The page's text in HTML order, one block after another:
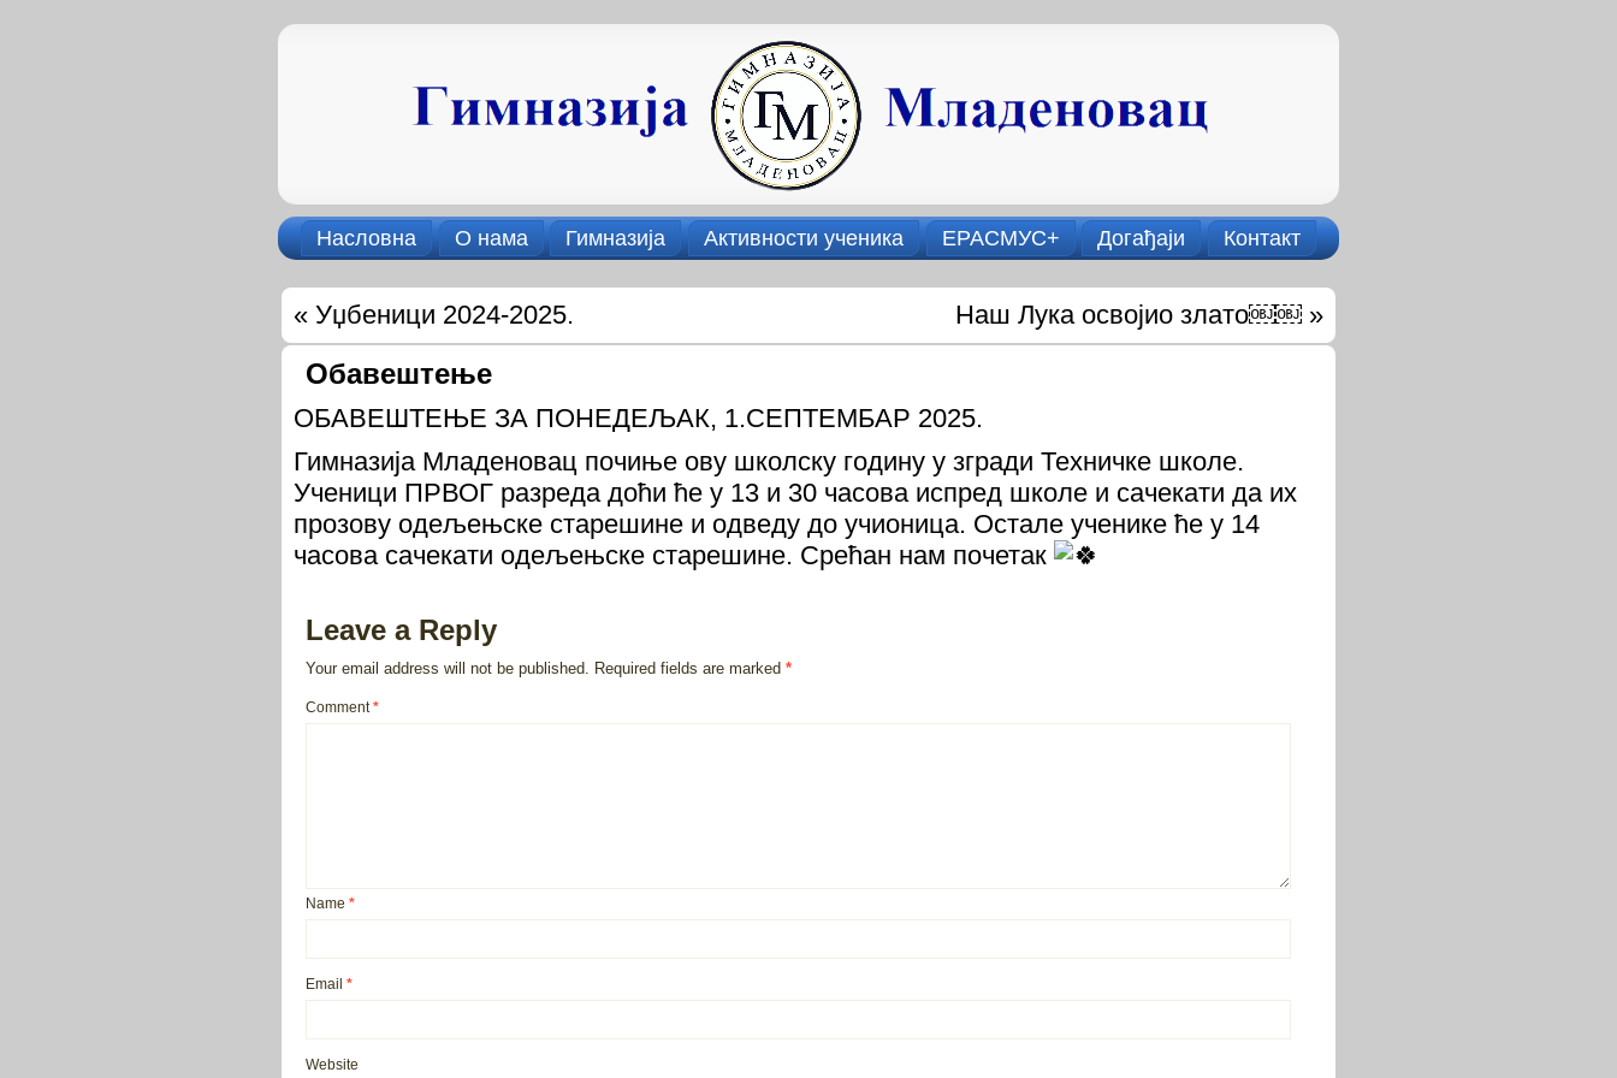
Насловна О нама Гимназија Активности ученика ЕРАСМУС+ Догађаји Контакт
« Уџбеници 2024-2025. Наш Лука освојио злато￼￼ »
Обавештење
ОБАВЕШТЕЊЕ ЗА ПОНЕДЕЉАК, 1.СЕПТЕМБАР 2025.
Гимназија Младеновац почиње ову школску годину у згради Техничке школе.
Ученици ПРВОГ разреда доћи ће у 13 и 30 часова испред школе и сачекати да их
прозову одељењске старешине и одведу до учионица. Остале ученике ће у 14
часова сачекати одељењске старешине. Срећан нам почетак
Leave a Reply
Your email address will not be published. Required fields are marked *
Comment*
Name *
Email *
Website